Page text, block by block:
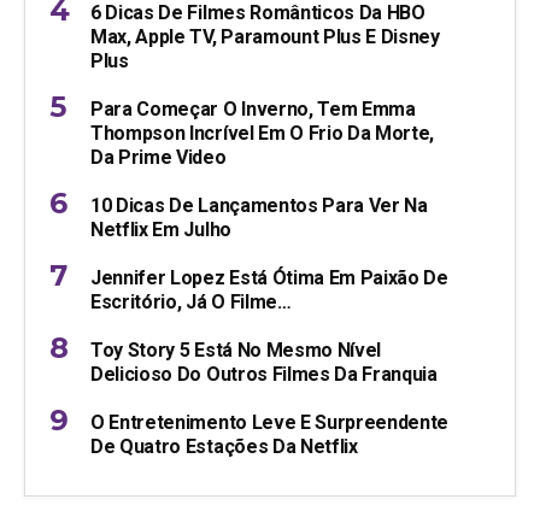
6 Dicas De Filmes Românticos Da HBO
Max, Apple TV, Paramount Plus E Disney
Plus
Para Começar O Inverno, Tem Emma
Thompson Incrível Em O Frio Da Morte,
Da Prime Video
10 Dicas De Lançamentos Para Ver Na
Netflix Em Julho
Jennifer Lopez Está Ótima Em Paixão De
Escritório, Já O Filme…
Toy Story 5 Está No Mesmo Nível
Delicioso Do Outros Filmes Da Franquia
O Entretenimento Leve E Surpreendente
De Quatro Estações Da Netflix